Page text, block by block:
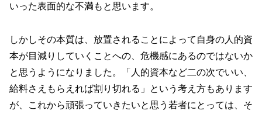
いった表面的な不満もと思います。
しかしその本質は、放置されることによって自身の人的資
本が目減りしていくことへの、危機感にあるのではないか
と思うようになりました。「人的資本など二の次でいい、
給料さえもらえれば割り切れる」という考え方もあります
が、これから頑張っていきたいと思う若者にとっては、そ